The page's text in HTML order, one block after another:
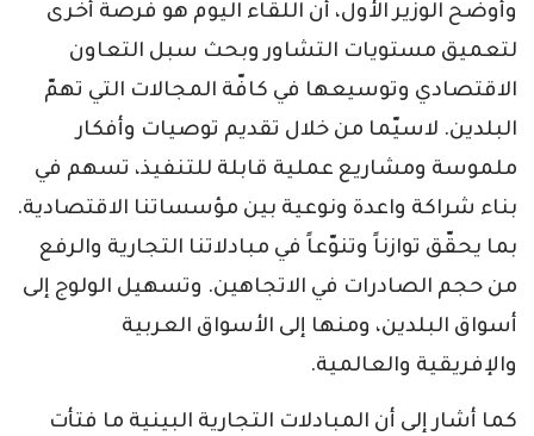
وأوضح الوزير الأول، أن اللقاء اليوم هو فرصة أخرى
لتعميق مستويات التشاور وبحث سبل التعاون
الاقتصادي وتوسيعها في كافّة المجالات التي تهمّ
البلدين. لاسيّما من خلال تقديم توصيات وأفكار
ملموسة ومشاريع عملية قابلة للتنفيذ، تسهم في
بناء شراكة واعدة ونوعية بين مؤسساتنا الاقتصادية.
بما يحقّق توازناً وتنوّعاً في مبادلاتنا التجارية والرفع
من حجم الصادرات في الاتجاهين. وتسهيل الولوج إلى
أسواق البلدين، ومنها إلى الأسواق العربية
والإفريقية والعالمية.
كما أشار إلى أن المبادلات التجارية البينية ما فتأت